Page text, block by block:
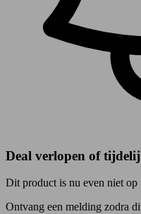
Deal verlopen of
Dit product is nu even niet op
Ontvang een melding zodra